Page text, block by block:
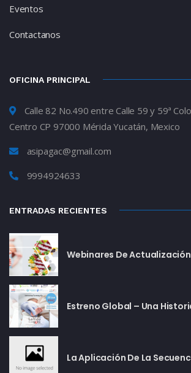
Eventos
Contactanos
OFICINA PRINCIPAL
Calle 82 No.490 entre Calle 59 y 59ª
Centro CP 97000 Mérida Yucatán, Mexico
asipagac@gmail.com
9994924633
ENTRADAS RECIENTES
Webinares De Actualización
Estreno Global – Una
La Aplicación De La